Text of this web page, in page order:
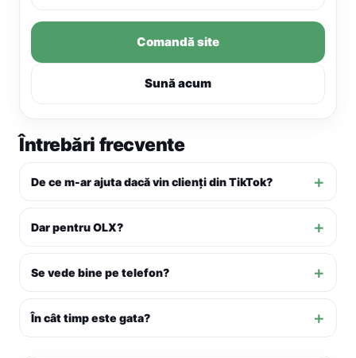
Comandă site
Sună acum
Întrebări frecvente
De ce m-ar ajuta dacă vin clienți din TikTok?
Dar pentru OLX?
Se vede bine pe telefon?
În cât timp este gata?